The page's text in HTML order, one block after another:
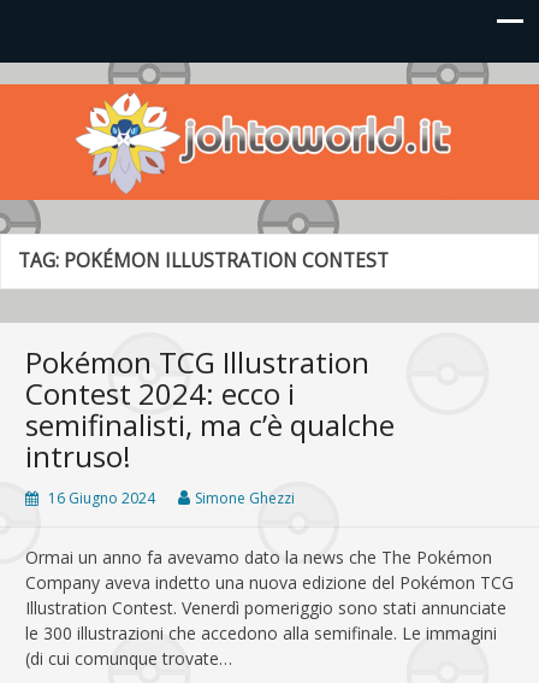
Johto World
Le novità più frizzanti dall'universo Pokémon e Nintendo
TAG: POKÉMON ILLUSTRATION CONTEST
Pokémon TCG Illustration
Contest 2024: ecco i
semifinalisti, ma c’è qualche
intruso!
16 Giugno 2024 Simone Ghezzi
Ormai un anno fa avevamo dato la news che The Pokémon
Company aveva indetto una nuova edizione del Pokémon TCG
Illustration Contest. Venerdì pomeriggio sono stati annunciate
le 300 illustrazioni che accedono alla semifinale. Le immagini
(di cui comunque trovate…